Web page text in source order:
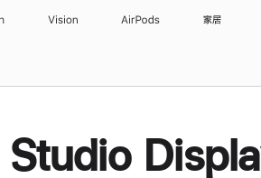
Vision AirPods 家居